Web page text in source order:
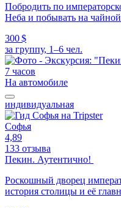
Побродить по
Неба и побывать на
300 $
за группу, 1–6 чел.
7 часов
На автомобиле
индивидуальная
Софья
4,89
133 отзыва
Пекин. Аутентично!
Роскошный дворец
история столицы и её